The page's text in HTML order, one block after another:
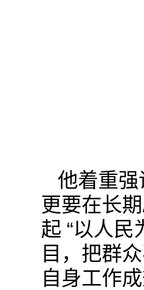
他着重
更要在长
起 “以人
目，把群
自身工作